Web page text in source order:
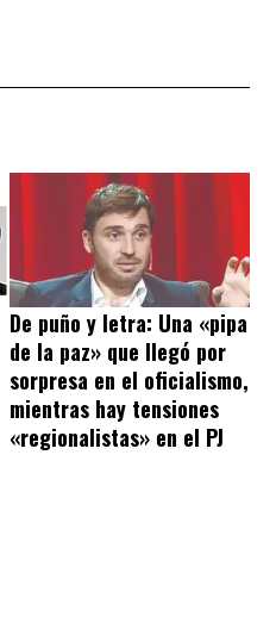
De puño y letra: Una «pipa
de la paz» que llegó por
sorpresa en el oficialismo,
mientras hay tensiones
«regionalistas» en el PJ